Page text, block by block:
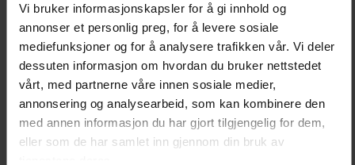
Vi bruker informasjonskapsler for å gi innhold og
annonser et personlig preg, for å levere sosiale
mediefunksjoner og for å analysere trafikken vår. Vi deler
dessuten informasjon om hvordan du bruker nettstedet
vårt, med partnerne våre innen sosiale medier,
annonsering og analysearbeid, som kan kombinere den
med annen informasjon du har gjort tilgjengelig for dem,
eller som de har samlet inn gjennom din bruk av
"kombo". Fordelen med dette lysbildet er at det gir deg
det beste fra to verdener ved å kombinere en kraftig
spot med et bredt fjernlys. Dette unike lyset har en
kraftig spot i midten som lyser hele 1100 meter foran
deg. Samtidig sprer det lyset horisontalt og jevnt
utover veibanen. Dette gir deg optimal belysning der du
trenger det uten å blende unødvendig.